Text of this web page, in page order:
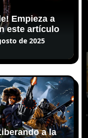
Empieza a
este artículo
de 2025
a la